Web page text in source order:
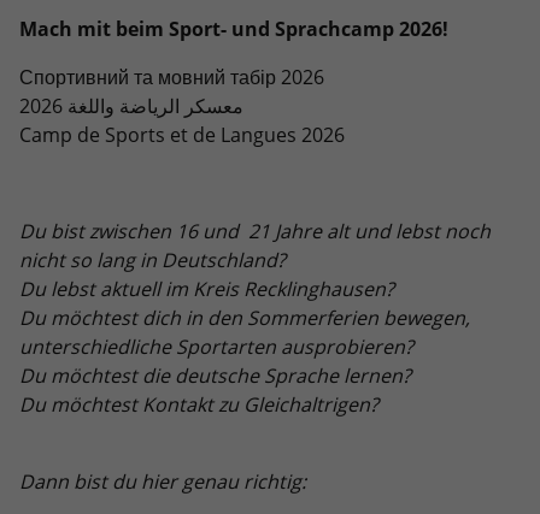
Mach mit beim Sport- und Sprachcamp 2026!
Спортивний та мовний табір 2026
معسكر الرياضة واللغة 2026
Camp de Sports et de Langues 2026
Du bist zwischen 16 und 21 Jahre alt und lebst noch
nicht so lang in Deutschland?
Du lebst aktuell im Kreis Recklinghausen?
Du möchtest dich in den Sommerferien bewegen,
unterschiedliche Sportarten ausprobieren?
Du möchtest die deutsche Sprache lernen?
Du möchtest Kontakt zu Gleichaltrigen?
Dann bist du hier genau richtig:
Zweck
Dieser Cookie identifiziert die Besucher
und nutzt dazu den DoubleClick des
Google Tag Manager, um die gezielte
Anzeigenplatzierung zu vereinfachen.
Anbieter Google LLC
Laufzeit 2 Jahre
Zweck
Wird verwendet, um den Sitzungsstatus
zu erhalten.